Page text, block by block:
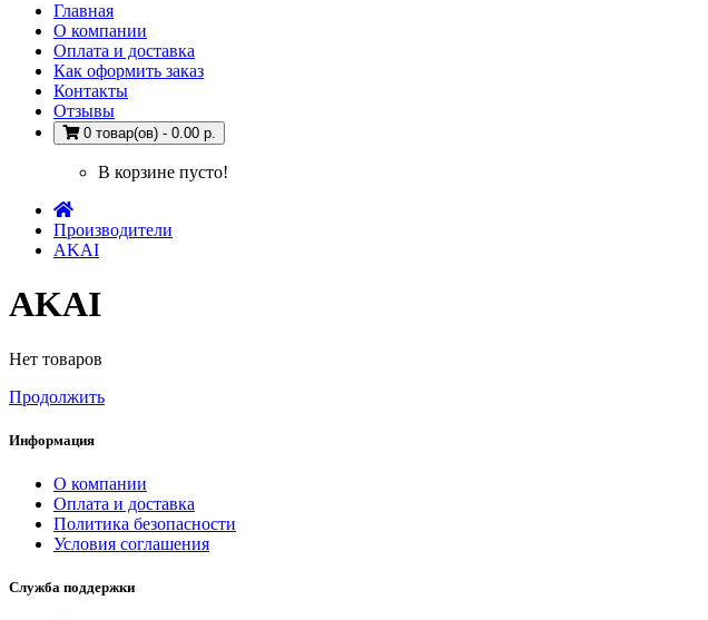
Главная
О компании
Оплата и доставка
Как оформить заказ
Контакты
Отзывы
0 товар(ов) - 0.00 р.
В корзине пусто!
Производители
AKAI
AKAI
Нет товаров
Продолжить
Информация
О компании
Оплата и доставка
Политика безопасности
Условия соглашения
Служба поддержки